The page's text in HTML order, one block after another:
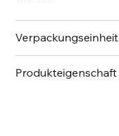
Verpackungseinheit
Produkteigenschaft